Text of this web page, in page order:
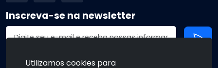
Inscreva-se na newsletter
Endereço de email
Utilizamos cookies para